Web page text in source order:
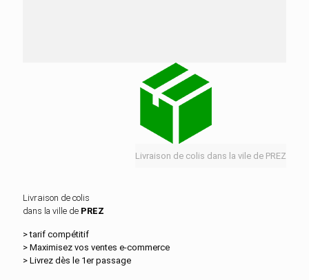
Livraison de colis dans la vile de PREZ
Livraison de colis
dans la ville de PREZ
> tarif compétitif
> Maximisez vos ventes e‑commerce
> Livrez dès le 1er passage